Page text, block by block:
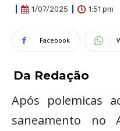
1/07/2025 1:51 pm
Facebook
Da Redação
Após polemicas
saneamento no